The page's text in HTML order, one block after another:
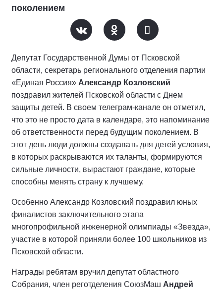
поколением
Депутат Государственной Думы от Псковской
области, секретарь регионального отделения партии
«Единая Россия» Александр Козловский
поздравил жителей Псковской области с Днем
защиты детей. В своем телеграм-канале он отметил,
что это не просто дата в календаре, это напоминание
об ответственности перед будущим поколением. В
этот день люди должны создавать для детей условия,
в которых раскрываются их таланты, формируются
сильные личности, вырастают граждане, которые
способны менять страну к лучшему.
Особенно Александр Козловский поздравил юных
финалистов заключительного этапа
многопрофильной инженерной олимпиады «Звезда»,
участие в которой приняли более 100 школьников из
Псковской области.
Награды ребятам вручил депутат областного
Собрания, член реготделения СоюзМаш Андрей